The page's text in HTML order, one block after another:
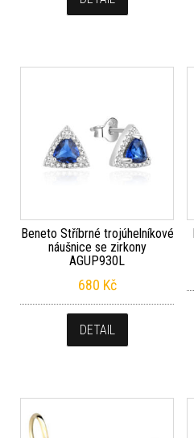
Beneto Stříbrné trojúhelníkové
náušnice se zirkony
AGUP930L
680 Kč
DETAIL